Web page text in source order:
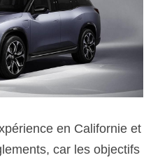
en Californie et
car les objectifs